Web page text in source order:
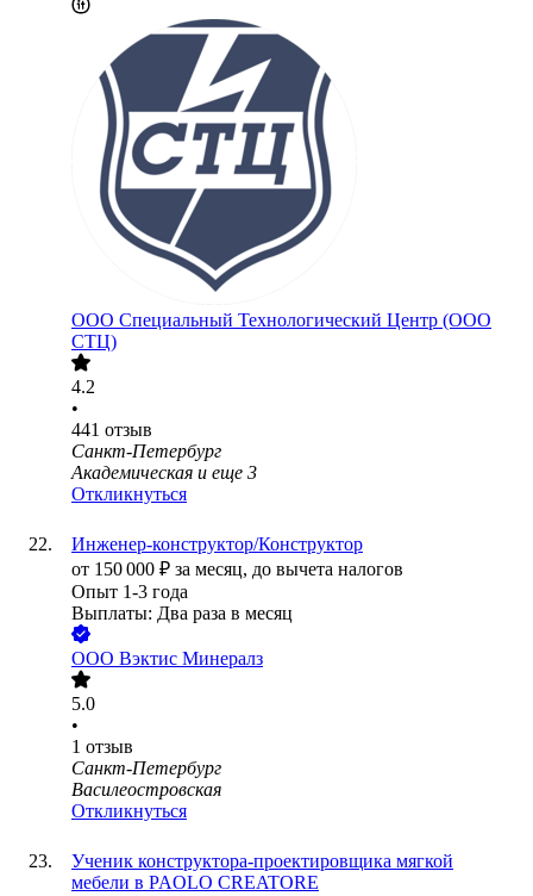
ООО Специальный Технологический Центр (ООО
СТЦ)
4.2
•
441 отзыв
Санкт-Петербург
Академическая и еще 3
Откликнуться
Инженер-конструктор/Конструктор
от 150 000 ₽ за месяц, до вычета налогов
Опыт 1-3 года
Выплаты: Два раза в месяц
ООО Вэктис Минералз
5.0
•
1 отзыв
Санкт-Петербург
Василеостровская
Откликнуться
Ученик конструктора-проектировщика мягкой
мебели в PAOLO CREATORE